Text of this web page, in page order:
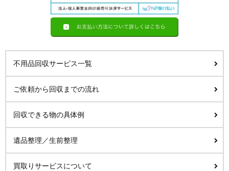
不用品回収サービス一覧
ご依頼から回収までの流れ
回収できる物の具体例
遺品整理／生前整理
買取りサービスについて